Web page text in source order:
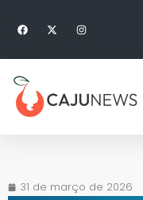
31 de março de 2026